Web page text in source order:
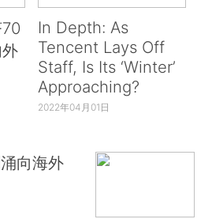
In Depth: As
Tencent Lays Off
Staff, Is Its ‘Winter’
Approaching?
2022年04月01日
向海外